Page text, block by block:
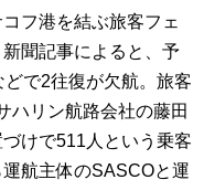
フ港を結ぶ旅客フェ
聞記事によると、予
で2往復が欠航。旅客
ハリン航路会社の藤田
けで511人という乗客
航主体のSASCOと運